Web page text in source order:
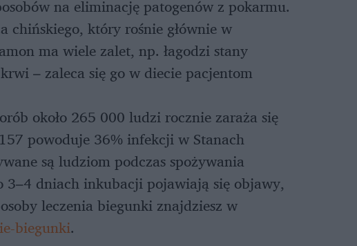
na eliminację patogenów z pokarmu.
chińskiego, który rośnie głównie w
ma wiele zalet, np. łagodzi stany
– zaleca się go w diecie pacjentom
około 265 000 ludzi rocznie zaraża się
powoduje 36% infekcji w Stanach
są ludziom podczas spożywania
3–4 dniach inkubacji pojawiają się objawy,
leczenia biegunki znajdziesz w
biegunki.